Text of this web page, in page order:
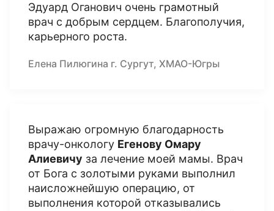
Эдуард Оганович очень грамотный
врач с добрым сердцем. Благополучия,
карьерного роста.
Елена Пилюгина г. Сургут, ХМАО-Югры
Выражаю огромную благодарность
врачу-онкологу Егенову Омару
Алиевичу за лечение моей мамы. Врач
от Бога с золотыми руками выполнил
наисложнейшую операцию, от
выполнения которой отказывались